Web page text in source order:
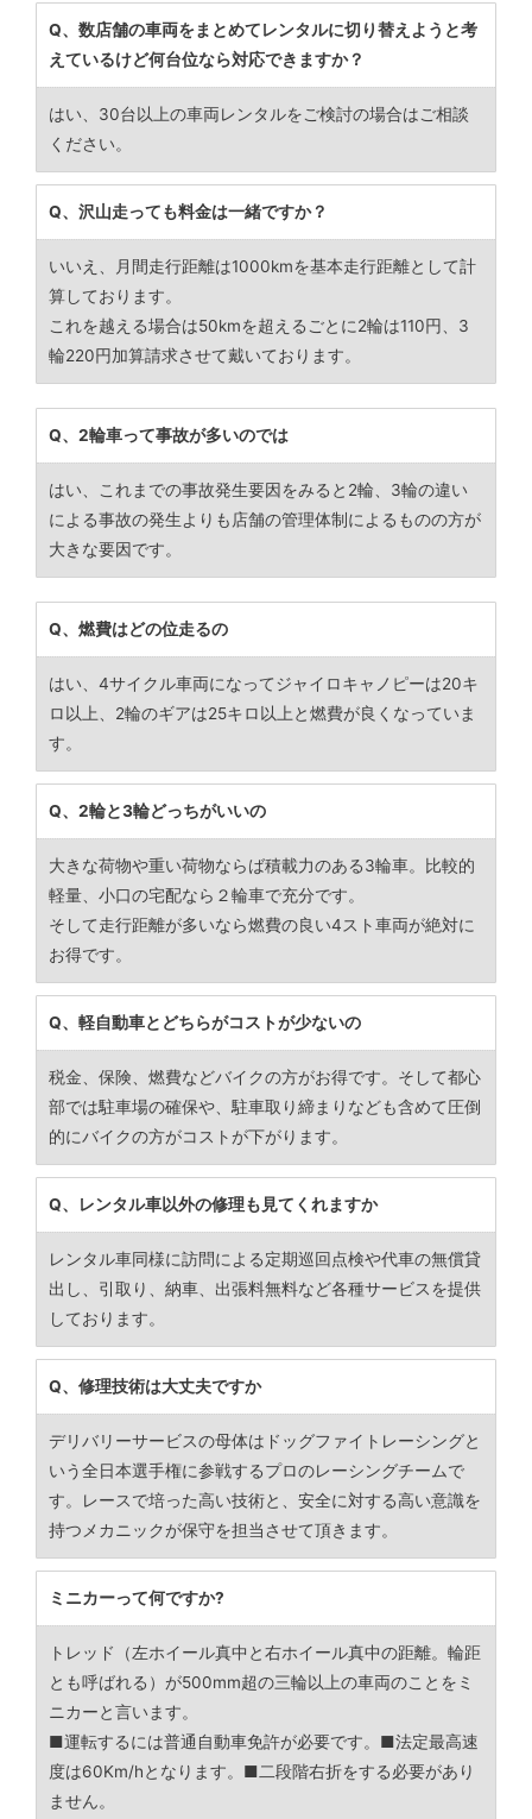
Q、数店舗の車両をまとめてレンタルに切り替えようと考
えているけど何台位なら対応できますか？
はい、30台以上の車両レンタルをご検討の場合はご相談
ください。
Q、沢山走っても料金は一緒ですか？
いいえ、月間走行距離は1000kmを基本走行距離として計
算しております。
これを越える場合は50kmを超えるごとに2輪は110円、3
輪220円加算請求させて戴いております。
Q、2輪車って事故が多いのでは
はい、これまでの事故発生要因をみると2輪、3輪の違い
による事故の発生よりも店舗の管理体制によるものの方が
大きな要因です。
Q、燃費はどの位走るの
はい、4サイクル車両になってジャイロキャノピーは20キ
ロ以上、2輪のギアは25キロ以上と燃費が良くなっていま
す。
Q、2輪と3輪どっちがいいの
大きな荷物や重い荷物ならば積載力のある3輪車。比較的
軽量、小口の宅配なら２輪車で充分です。
そして走行距離が多いなら燃費の良い4スト車両が絶対に
お得です。
Q、軽自動車とどちらがコストが少ないの
税金、保険、燃費などバイクの方がお得です。そして都心
部では駐車場の確保や、駐車取り締まりなども含めて圧倒
的にバイクの方がコストが下がります。
Q、レンタル車以外の修理も見てくれますか
レンタル車同様に訪問による定期巡回点検や代車の無償貸
出し、引取り、納車、出張料無料など各種サービスを提供
しております。
Q、修理技術は大丈夫ですか
デリバリーサービスの母体はドッグファイトレーシングと
いう全日本選手権に参戦するプロのレーシングチームで
す。レースで培った高い技術と、安全に対する高い意識を
持つメカニックが保守を担当させて頂きます。
ミニカーって何ですか?
トレッド（左ホイール真中と右ホイール真中の距離。輪距
とも呼ばれる）が500mm超の三輪以上の車両のことをミ
ニカーと言います。
■運転するには普通自動車免許が必要です。■法定最高速
度は60Km/hとなります。■二段階右折をする必要があり
ません。